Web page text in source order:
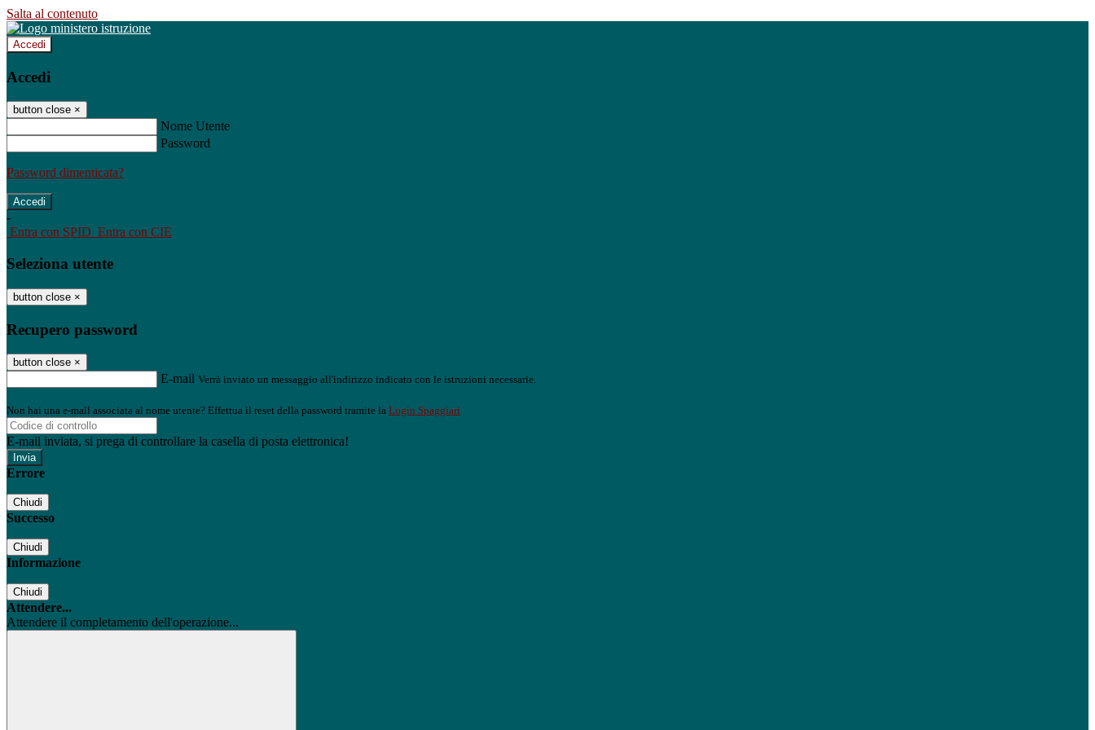
Salta al contenuto
Accedi
Accedi
button close ×
Nome Utente
Password
Password dimenticata?
-
Entra con SPID Entra con CIE
Seleziona utente
button close ×
Recupero password
button close ×
E-mail Verrà inviato un messaggio all'indirizzo indicato con le istruzioni necessarie.
Non hai una e-mail associata al nome utente? Effettua il reset della password tramite la Login Spaggiari
E-mail inviata, si prega di controllare la casella di posta elettronica!
Errore
Chiudi
Successo
Chiudi
Informazione
Chiudi
Attendere...
Attendere il completamento dell'operazione...